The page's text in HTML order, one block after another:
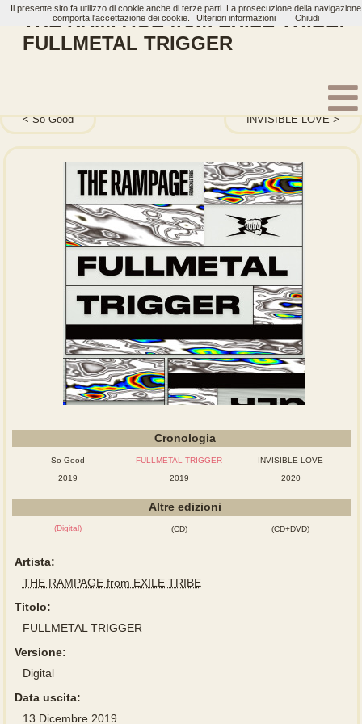
THE RAMPAGE from EXILE TRIBE:
FULLMETAL TRIGGER
So Good INVISIBLE LOVE
Cronologia
So Good
2019
FULLMETAL TRIGGER
2019
INVISIBLE LOVE
2020
Altre edizioni
(Digital) (CD) (CD+DVD)
Artista:
THE RAMPAGE from EXILE TRIBE
Titolo:
FULLMETAL TRIGGER
Versione:
Digital
Data uscita:
13 Dicembre 2019
Il presente sito fa utilizzo di cookie anche di terze parti. La prosecuzione della navigazione
comporta l'accettazione dei cookie.
Ulteriori informazioni Chiudi